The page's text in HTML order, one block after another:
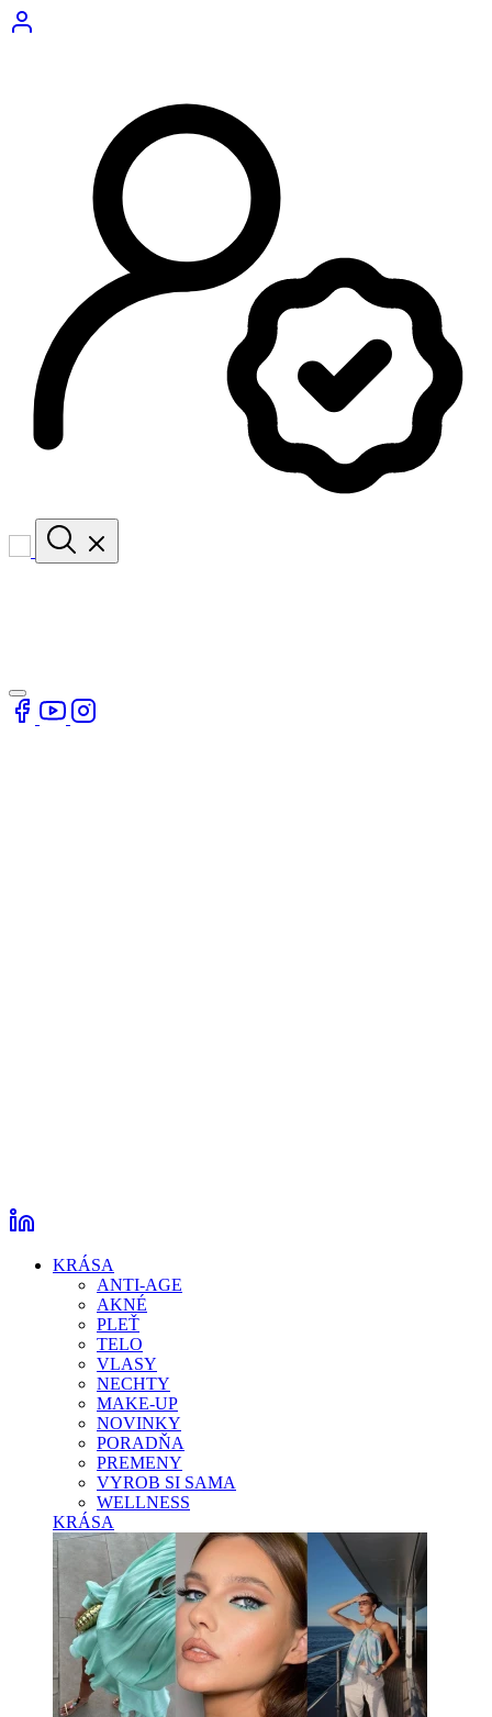
KRÁSA
ANTI-AGE
AKNÉ
PLEŤ
TELO
VLASY
NECHTY
MAKE-UP
NOVINKY
PORADŇA
PREMENY
VYROB SI SAMA
WELLNESS
KRÁSA